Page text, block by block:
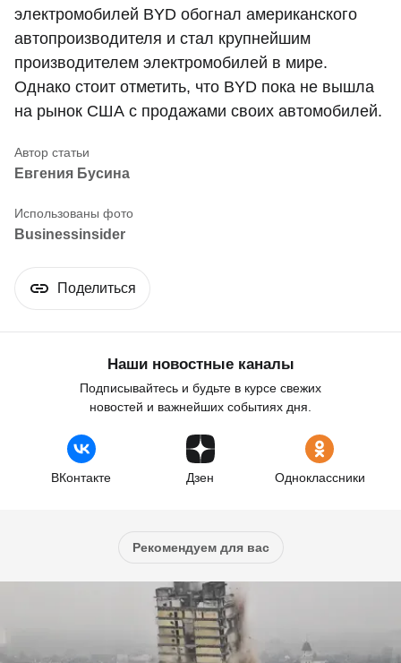
электромобилей BYD обогнал американского
автопроизводителя и стал крупнейшим
производителем электромобилей в мире.
Однако стоит отметить, что BYD пока не вышла
на рынок США с продажами своих автомобилей.
Евгения Бусина
Вusinessinsider
Поделиться
Наши новостные каналы
Подписывайтесь и будьте в курсе свежих
новостей и важнейших событиях дня.
ВКонтакте Дзен Одноклассники
Рекомендуем для вас